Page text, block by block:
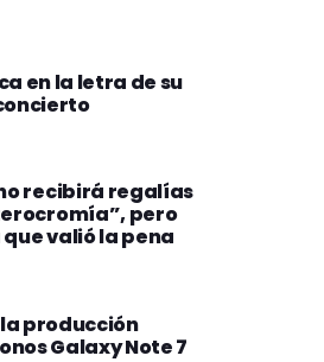
en la letra de su
recibirá regalías
pero
valió la pena
producción
Galaxy Note 7